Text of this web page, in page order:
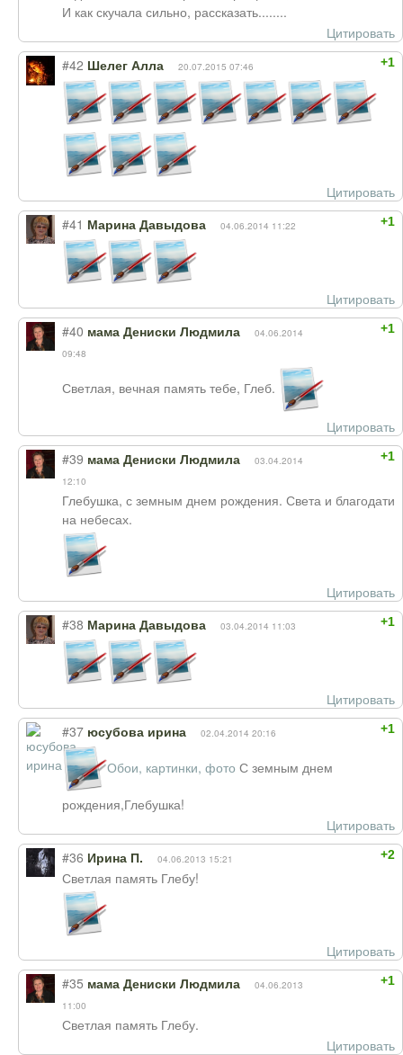
И как скучала сильно, рассказать........
Цитировать
+1
#42 Шелег Алла 20.07.2015 07:46
Цитировать
+1
#41 Марина Давыдова 04.06.2014 11:22
Цитировать
+1
#40 мама Дениски Людмила
04.06.2014
09:48
Светлая, вечная память тебе, Глеб.
Цитировать
+1
#39 мама Дениски Людмила
03.04.2014
12:10
Глебушка, с земным днем рождения. Света и благодати
на небесах.
Цитировать
+1
#38 Марина Давыдова 03.04.2014 11:03
Цитировать
+1
#37 юсубова ирина 02.04.2014 20:16
Обои, картинки, фото С земным днем
рождения,Глебушка!
Цитировать
+2
#36 Ирина П. 04.06.2013 15:21
Светлая память Глебу!
Цитировать
+1
#35 мама Дениски Людмила
04.06.2013
11:00
Светлая память Глебу.
Цитировать